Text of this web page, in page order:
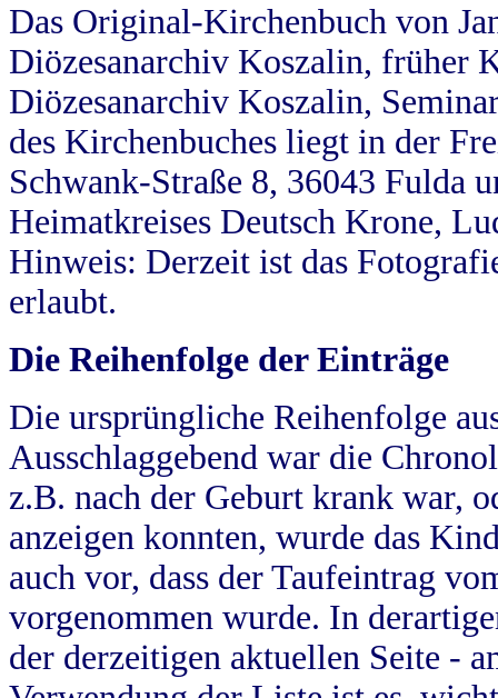
Das Original-Kirchenbuch von
Diözesanarchiv Koszalin, früher
Diözesanarchiv Koszalin,
des Kirchenbuches liegt in der
Schwank-Straße 8, 36043 Fulda
Heimatkreises Deutsch Krone,
Hinweis: Derzeit ist das
erlaubt.
Die Reihenfolge der Einträge
Die ursprüngliche Reihenfolge
Ausschlaggebend war die
z.B. nach der Geburt krank war,
anzeigen konnten, wurde das
auch vor, dass der Taufeintrag
vorgenommen wurde. In
der derzeitigen aktuellen Seite -